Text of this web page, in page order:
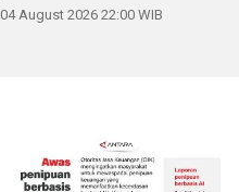
04 August 2026 22:00 WIB